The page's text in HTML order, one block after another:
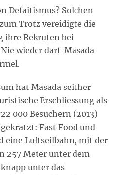
Defaitismus? Solchen
Trotz vereidigte die
ihre Rekruten bei
wieder darf Masada
hat Masada seither
Erschliessung als
000 Besuchern (2013)
Fast Food und
eine Luftseilbahn, mit der
257 Meter unter dem
unter das